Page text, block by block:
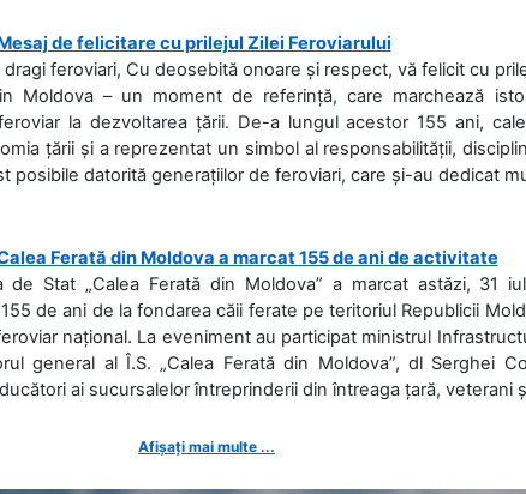
de felicitare cu prilejul Zilei Feroviarului
dragi feroviari, Cu deosebită onoare și respect, vă felicit cu
Moldova – un moment de referință, care marchează
la dezvoltarea țării. De-a lungul acestor 155 ani,
țării și a reprezentat un simbol al responsabilității,
posibile datorită generațiilor de feroviari, care și-au dedicat
Ferată din Moldova a marcat 155 de ani de activitate
de Stat „Calea Ferată din Moldova” a marcat astăzi, 31
de ani de la fondarea căii ferate pe teritoriul Republicii
național. La eveniment au participat ministrul
general al Î.S. „Calea Ferată din Moldova”, dl Serghei
ai sucursalelor întreprinderii din întreaga țară, veterani
Afișați mai multe ...